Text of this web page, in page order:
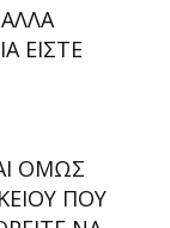
ΕΙΣΤΕ
ΟΜΩΣ
ΠΟΥ